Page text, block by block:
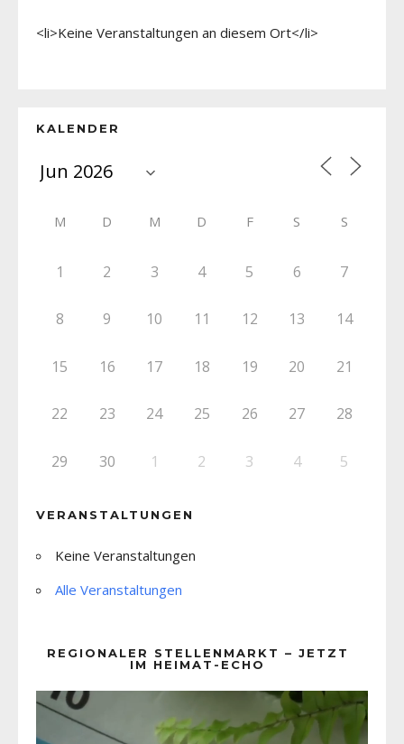
<li>Keine Veranstaltungen an diesem Ort</li>
KALENDER
M D M D F S S
1 2 3 4 5 6 7
8 9 10 11 12 13 14
15 16 17 18 19 20 21
22 23 24 25 26 27 28
29 30 1 2 3 4 5
VERANSTALTUNGEN
Keine Veranstaltungen
Alle Veranstaltungen
REGIONALER STELLENMARKT – JETZT
IM HEIMAT-ECHO
Player